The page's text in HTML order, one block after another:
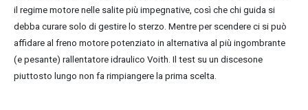
il regime motore nelle salite più impegnative, così che chi guida si
debba curare solo di gestire lo sterzo. Mentre per scendere ci si può
affidare al freno motore potenziato in alternativa al più ingombrante
(e pesante) rallentatore idraulico Voith. Il test su un discesone
piuttosto lungo non fa rimpiangere la prima scelta.